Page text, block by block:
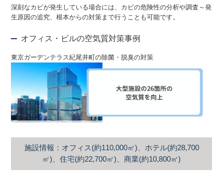
深刻なカビが発生している場合には、カビの危険性の分析や調査～発
生原因の追究、根本からの対策まで行うことも可能です。
オフィス・ビルの空気質対策事例
東京ガーデンテラス紀尾井町の除菌・脱臭の対策
施設情報：オフィス(約110,000㎡)、ホテル(約28,700
㎡)、住宅(約22,700㎡)、商業(約10,800㎡)